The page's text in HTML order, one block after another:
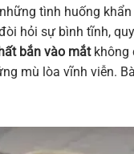
tình huống
hỏi sự bình tĩnh,
bắn vào mắtkhông
mù lòa vĩnh viễn.